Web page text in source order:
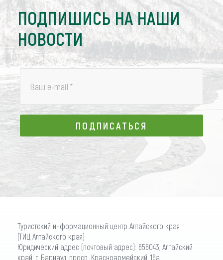
ПОДПИШИСЬ НА НАШИ
НОВОСТИ
Ваш e-mail *
ПОДПИСАТЬСЯ
ПОДПИСАТЬСЯ
Туристский информационный центр Алтайского края
(ТИЦ Алтайского края)
Юридический адрес (почтовый адрес): 656043, Алтайский
край, г. Барнаул, просп. Красноармейский, 16а